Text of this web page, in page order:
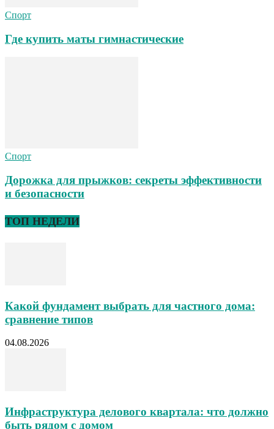
Спорт
Где купить маты гимнастические
Спорт
Дорожка для прыжков: секреты эффективности
и безопасности
ТОП НЕДЕЛИ
Какой фундамент выбрать для частного дома:
сравнение типов
04.08.2026
Инфраструктура делового квартала: что должно
быть рядом с домом